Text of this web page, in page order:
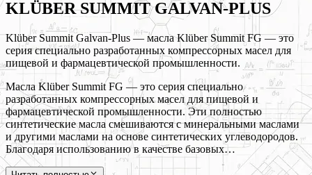
KLÜBER SUMMIT GALVAN-PLUS
Klüber Summit Galvan-Plus — масла Klüber Summit FG — это
серия специально разработанных компрессорных масел для
пищевой и фармацевтической промышленности.
Масла Klüber Summit FG — это серия специально
разработанных компрессорных масел для пищевой и
фармацевтической промышленности. Эти полностью
синтетические масла смешиваются с минеральными маслами
и другими маслами на основе синтетических углеводородов.
Благодаря использованию в качестве базовых…